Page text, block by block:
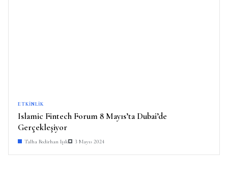
ETKINLIK
Islamic Fintech Forum 8 Mayıs’ta Dubai’de
Gerçekleşiyor
Talha Bedirhan Işık 3 Mayıs 2024